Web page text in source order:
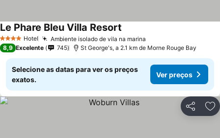
4 EstrelasHotel Ambiente isolado de vila na marina
Le Phare Bleu Villa Resort
8,9 Excelente 745 St George's, a 2.1 km de Morne Rouge Bay
Selecione as datas para ver os preços
exatos.
Ver preços
Partilhar